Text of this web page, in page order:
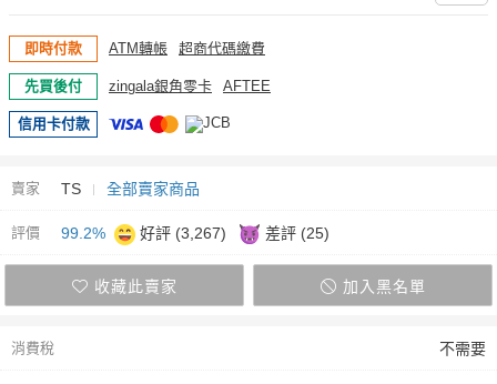
即時付款 ATM轉帳 超商代碼繳費
先買後付 zingala銀角零卡 AFTEE
信用卡付款
賣家 TS 全部賣家商品
評價 99.2% 好評 (3,267) 差評 (25)
收藏此賣家 加入黑名單
消費稅 不需要